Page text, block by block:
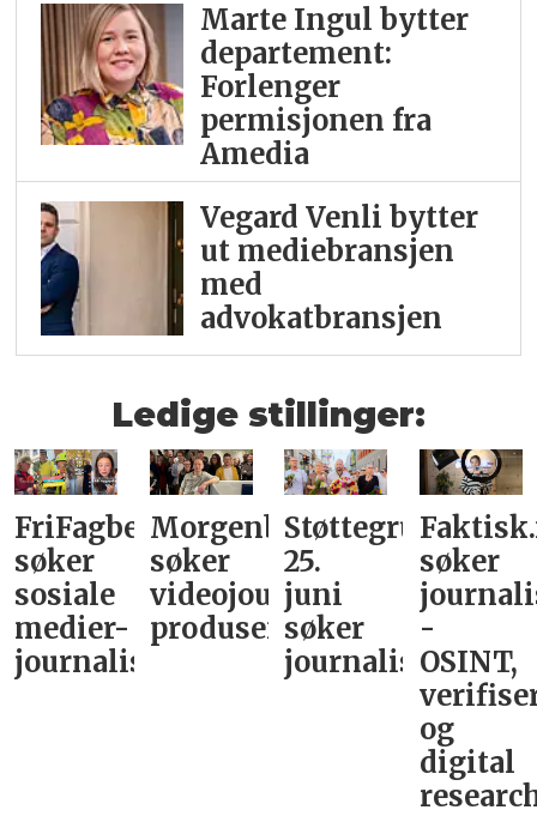
Marte Ingul bytter
departement:
Forlenger
permisjonen fra
Amedia
Vegard Venli bytter
ut mediebransjen
med
advokatbransjen
Ledige stillinger:
FriFagbevegelse
søker
sosiale
medier-
journalist
Morgenbladet
søker
videojournalist/podkast-
produsent
Støttegruppa
25.
juni
søker
journalist
søker
-
OSINT,
og
digital